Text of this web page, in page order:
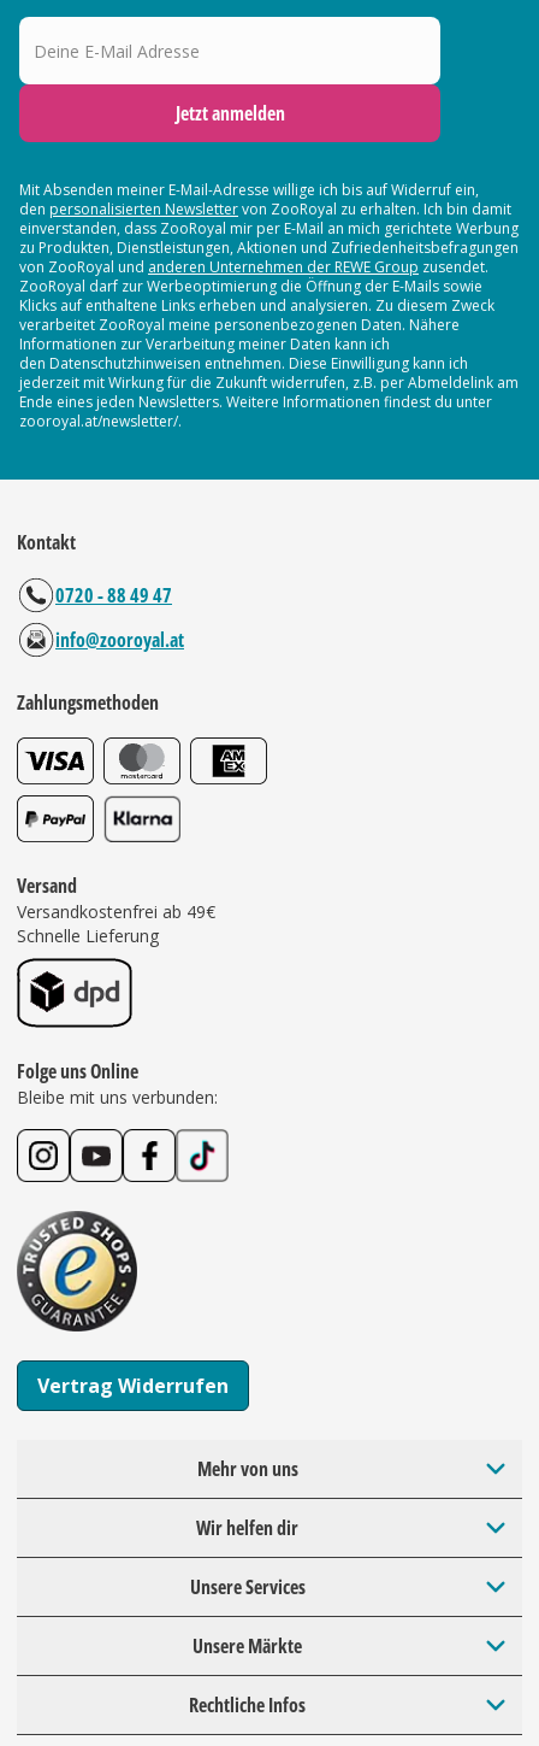
Deine E-Mail Adresse
Jetzt anmelden
Mit Absenden meiner E-Mail-Adresse willige ich bis auf Widerruf ein,
den personalisierten Newslettervon ZooRoyal zu erhalten. Ich bin damit
einverstanden, dass ZooRoyal mir per E-Mail an mich gerichtete Werbung
zu Produkten, Dienstleistungen, Aktionen und Zufriedenheitsbefragungen
von ZooRoyal und anderen Unternehmen der REWE Group zusendet.
ZooRoyal darf zur Werbeoptimierung die Öffnung der E-Mails sowie
Klicks auf enthaltene Links erheben und analysieren. Zu diesem Zweck
verarbeitet ZooRoyal meine personenbezogenen Daten. Nähere
Informationen zur Verarbeitung meiner Daten kann ich
den Datenschutzhinweisen entnehmen. Diese Einwilligung kann ich
jederzeit mit Wirkung für die Zukunft widerrufen, z.B. per Abmeldelink am
Ende eines jeden Newsletters. Weitere Informationen findest du unter
zooroyal.at/newsletter/.
Kontakt
0720 - 88 49 47
info@zooroyal.at
Zahlungsmethoden
Versand
Versandkostenfrei ab 49€
Schnelle Lieferung
Folge uns Online
Bleibe mit uns verbunden:
Vertrag Widerrufen
Mehr von uns
Wir helfen dir
Unsere Services
Unsere Märkte
Rechtliche Infos